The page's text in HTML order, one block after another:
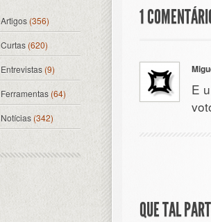
1
E
QUE TAL
Artigos(356)
Curtas(620)
Entrevistas (9)
Ferramentas (64)
Notícias (342)